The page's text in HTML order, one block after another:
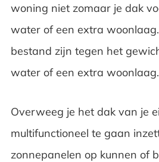
woning niet zomaar je dak
water of een extra
bestand zijn tegen het
water of een extra woonlaag.
Overweeg je het dak van je
multifunctioneel te gaan
zonnepanelen op kunnen of